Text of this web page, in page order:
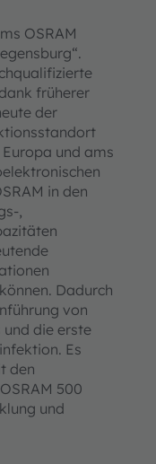
OSRAM
früherer
der
und ams
in den
,
Dadurch
von
die erste
Es
den
500
und